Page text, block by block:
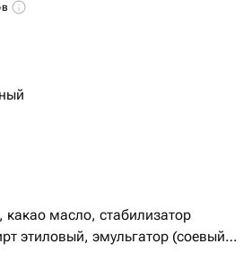
какао масло, стабилизатор
этиловый, эмульгатор (соевый